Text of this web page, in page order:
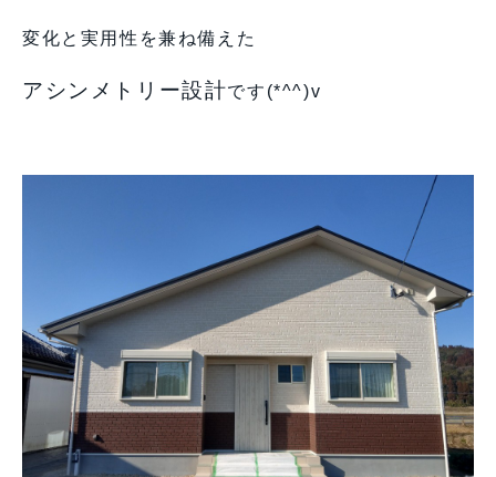
変化と実用性を兼ね備えた
アシンメトリー設計です(*^^)v